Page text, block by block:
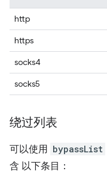
http
https
socks4
socks5
绕过列表
可以使用 bypassList
含 以下条目：